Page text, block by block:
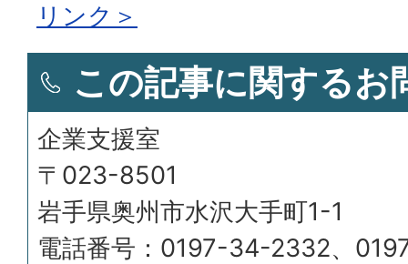
リンク＞
この記事に関するお
企業支援室
〒023-8501
岩手県奥州市水沢大手町1-1
電話番号：0197-34-2332、